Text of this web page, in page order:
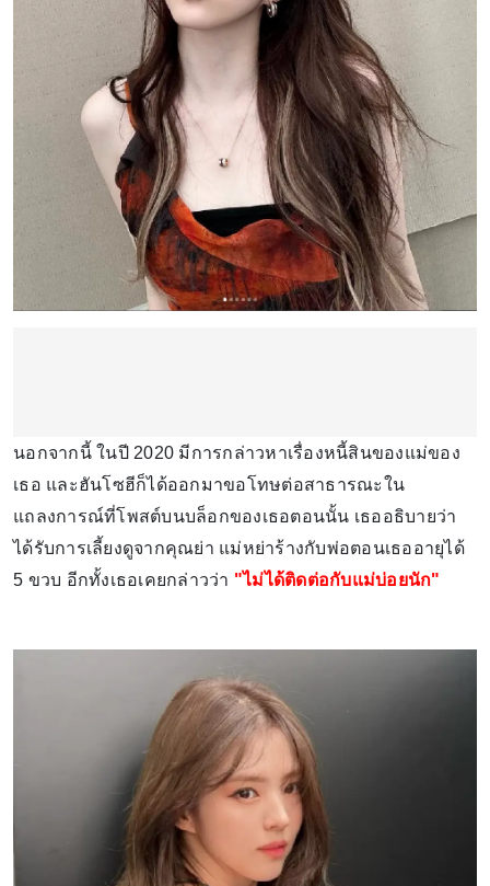
นอกจากนี้ ในปี 2020 มีการกล่าวหาเรื่องหนี้สินของแม่ของ
เธอ และฮันโซฮีก็ได้ออกมาขอโทษต่อสาธารณะใน
แถลงการณ์ที่โพสต์บนบล็อกของเธอตอนนั้น เธออธิบายว่า
ได้รับการเลี้ยงดูจากคุณย่า แม่หย่าร้างกับพ่อตอนเธออายุได้
5 ขวบ อีกทั้งเธอเคยกล่าวว่า "ไม่ได้ติดต่อกับแม่บ่อยนัก"